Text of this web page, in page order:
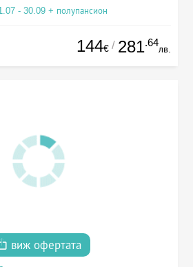
- 30.09 + полупансион
144€ / 281.64
лв.
виж офертата